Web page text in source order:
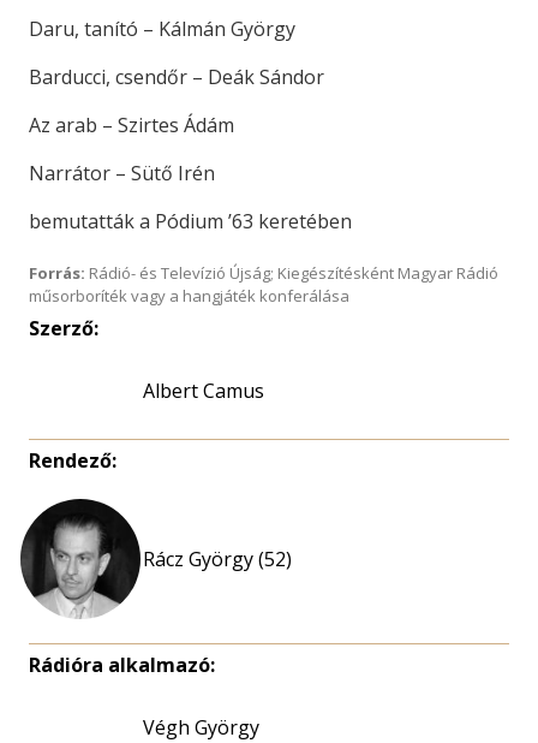
Daru, tanító – Kálmán György
Barducci, csendőr – Deák Sándor
Az arab – Szirtes Ádám
Narrátor – Sütő Irén
bemutatták a Pódium ’63 keretében
Forrás: Rádió- és Televízió Újság; Kiegészítésként Magyar Rádió
műsorboríték vagy a hangjáték konferálása
Szerző:
Albert Camus
Rendező:
Rácz György (52)
Rádióra alkalmazó:
Végh György